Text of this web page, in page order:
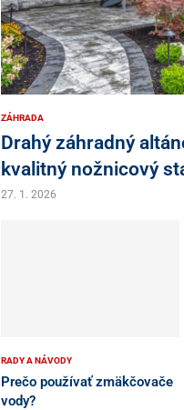
ZÁHRADA
Drahý záhradný
kvalitný nožnicový
27. 1. 2026
RADY A NÁVODY
Prečo používať zmäkčovače
vody?